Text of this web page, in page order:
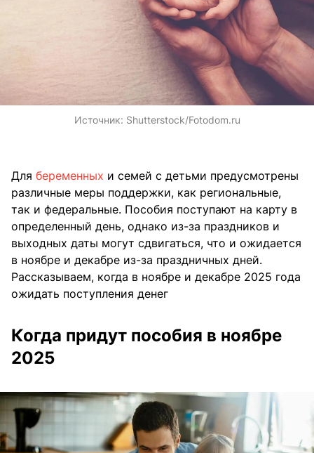
Источник: Shutterstock/Fotodom.ru
Для беременных и семей с детьми предусмотрены
различные меры поддержки, как региональные,
так и федеральные. Пособия поступают на карту в
определенный день, однако из-за праздников и
выходных даты могут сдвигаться, что и ожидается
в ноябре и декабре из-за праздничных дней.
Рассказываем, когда в ноябре и декабре 2025 года
ожидать поступления денег
Когда придут пособия в ноябре
2025